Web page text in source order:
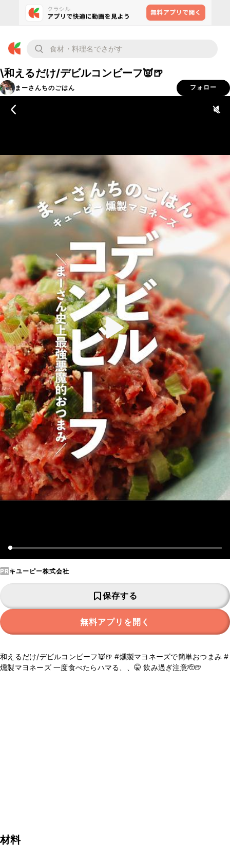
\和えるだけ/デビルコンビーフ👿🍺
まーさんちのごはん フォロー
PRキユーピー株式会社
保存する
無料アプリを開く
和えるだけ/デビルコンビーフ👿🍺 #燻製マヨネーズで簡単おつまみ #
燻製マヨネーズ 一度食べたらハマる、、🤫 飲み過ぎ注意🫡🍺
材料